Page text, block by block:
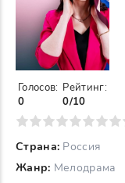
Страна: Россия
Жанр: Мелодрама
Голосов:
0
Рейтинг:
0/10
7 8 9 10